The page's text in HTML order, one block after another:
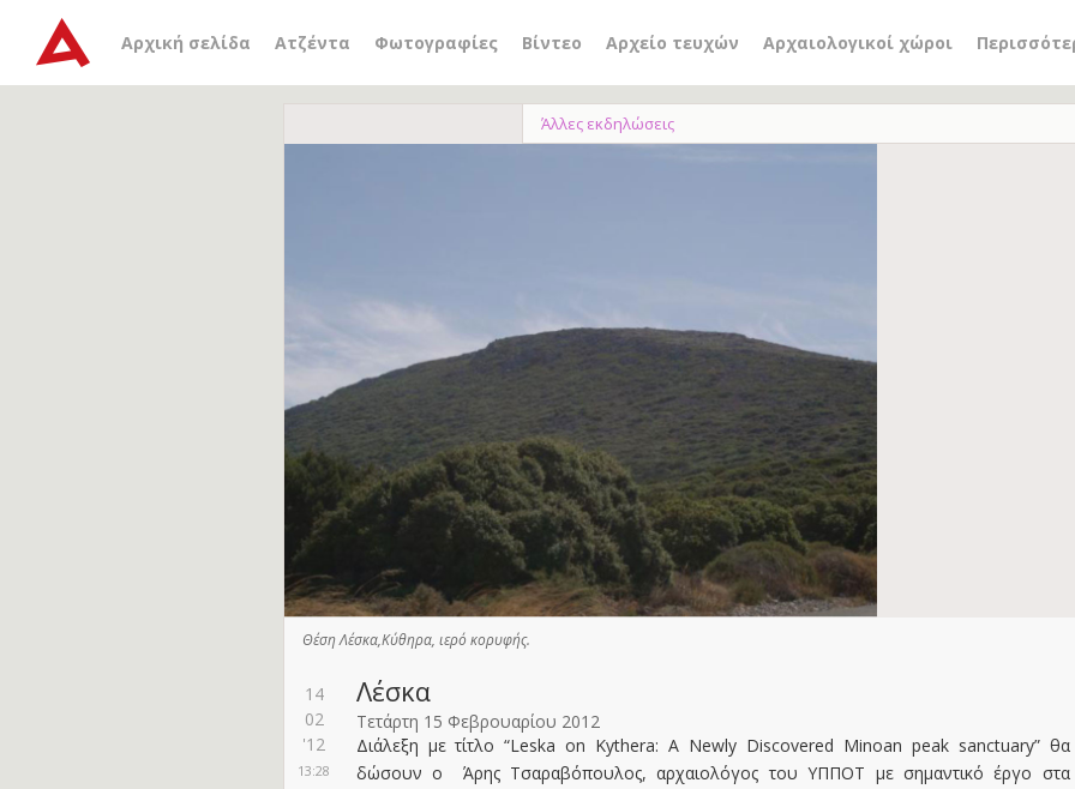
Αρχική σελίδα Ατζέντα Φωτογραφίες Βίντεο Αρχείο τευχών Αρχαιολογικοί χώροι
Άλλες εκδηλώσεις
Θέση Λέσκα,Κύθηρα, ιερό κορυφής.
14
02
'12
13:28
Λέσκα
Τετάρτη 15 Φεβρουαρίου 2012
Διάλεξη με τίτλο “Leska on Kythera: A Newly Discovered Minoan peak sanctuary” θα
δώσουν ο Άρης Τσαραβόπουλος,αρχαιολόγος του ΥΠΠΟΤ με σημαντικό έργο στα